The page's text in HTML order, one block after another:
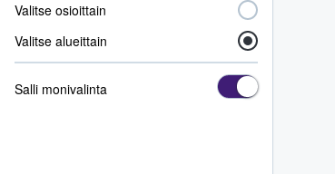
Valitse osioittain
Valitse alueittain
Salli monivalinta